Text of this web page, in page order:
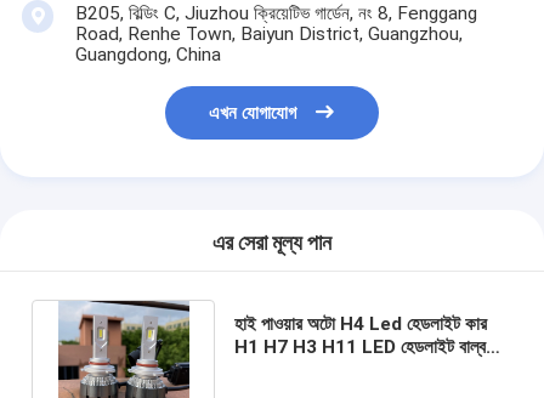
B205, বিল্ডিং C, Jiuzhou ক্রিয়েটিভ গার্ডেন, নং 8, Fenggang
Road, Renhe Town, Baiyun District, Guangzhou,
Guangdong, China
এখন যোগাযোগ
এর সেরা মূল্য পান
হাই পাওয়ার অটো H4 Led হেডলাইট কার
H1 H7 H3 H11 LED হেডলাইট বাল্ব